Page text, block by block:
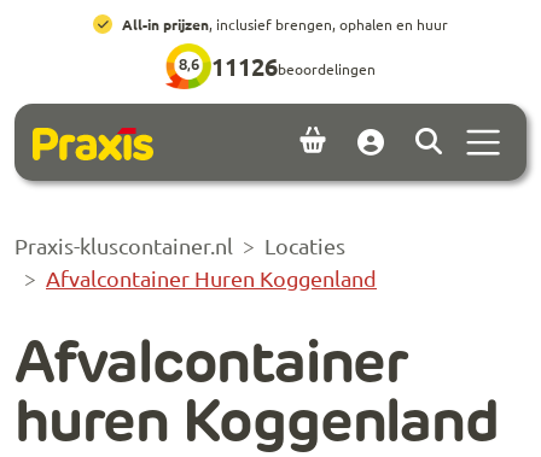
Ga naar hoofdinhoud
Ga naar footer
All-in prijzen, inclusief brengen, ophalen en huur
8,6 11126beoordelingen
Account
Praxis-kluscontainer.nl
Locaties
Afvalcontainer Huren Koggenland
Afvalcontainer
huren Koggenland